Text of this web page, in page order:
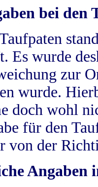
bei den
Es wurde
zur
wurde.
doch wohl
für den
von der
Angaben